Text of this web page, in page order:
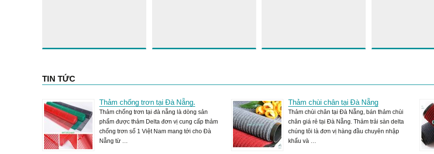
TIN TỨC
Thảm chống trơn tại Đà Nẵng.
Thảm chống trơn tại đà nẵng là dòng sản
phẩm được thảm Delta đơn vị cung cấp thảm
chống trơn số 1 Việt Nam mang tới cho Đà
Nẵng từ …
Thảm chùi chân tại Đà Nẵng
Thảm chùi chân tại Đà Nẵng, bán thảm chùi
chân giá rẻ tại Đà Nẵng. Thảm trải sàn delta
chúng tôi là đơn vị hàng đầu chuyên nhập
khẩu và …